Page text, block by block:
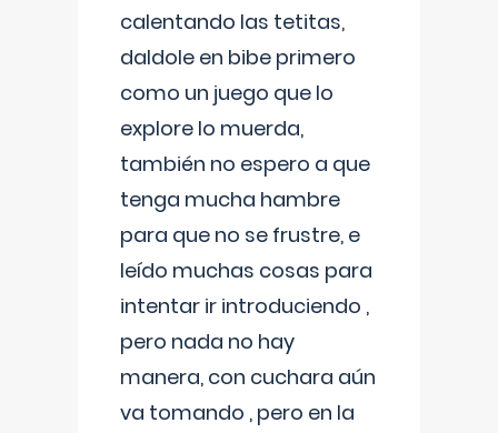
calentando las tetitas,
daldole en bibe primero
como un juego que lo
explore lo muerda,
también no espero a que
tenga mucha hambre
para que no se frustre, e
leído muchas cosas para
intentar ir introduciendo ,
pero nada no hay
manera, con cuchara aún
va tomando , pero en la